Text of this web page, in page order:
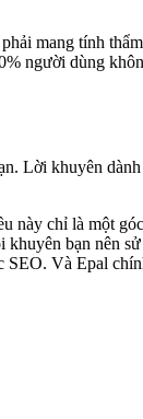
mang tính
người dùng
Lời khuyên
này chỉ là một
khuyên bạn nên
SEO. Và Epal